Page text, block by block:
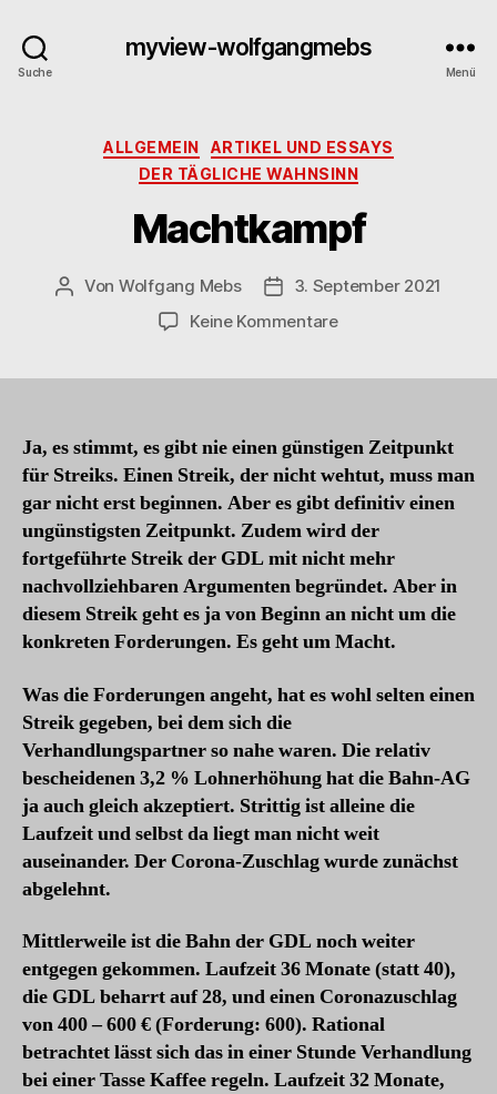
Suche
myview-wolfgangmebs
Menü
Kategorien
ALLGEMEIN
ARTIKEL UND ESSAYS
DER TÄGLICHE WAHNSINN
Machtkampf
Beitragsautor
Von Wolfgang Mebs Beitragsdatum
3. September 2021
Keine Kommentarezu
Ja, es stimmt, es gibt nie einen günstigen Zeitpunkt
für Streiks. Einen Streik, der nicht wehtut, muss man
gar nicht erst beginnen. Aber es gibt definitiv einen
ungünstigsten Zeitpunkt. Zudem wird der
fortgeführte Streik der GDL mit nicht mehr
nachvollziehbaren Argumenten begründet. Aber in
diesem Streik geht es ja von Beginn an nicht um die
konkreten Forderungen. Es geht um Macht.
Was die Forderungen angeht, hat es wohl selten einen
Streik gegeben, bei dem sich die
Verhandlungspartner so nahe waren. Die relativ
bescheidenen 3,2 % Lohnerhöhung hat die Bahn-AG
ja auch gleich akzeptiert. Strittig ist alleine die
Laufzeit und selbst da liegt man nicht weit
auseinander. Der Corona-Zuschlag wurde zunächst
abgelehnt.
Mittlerweile ist die Bahn der GDL noch weiter
entgegen gekommen. Laufzeit 36 Monate (statt 40),
die GDL beharrt auf 28, und einen Coronazuschlag
von 400 – 600 € (Forderung: 600). Rational
betrachtet lässt sich das in einer Stunde Verhandlung
bei einer Tasse Kaffee regeln. Laufzeit 32 Monate,